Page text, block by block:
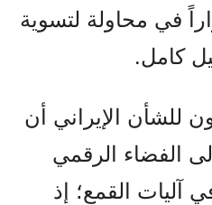
في محاولة لتسوية
كامل.
للشأن الإيراني أن
الفضاء الرقمي
آليات القمع؛ إذ